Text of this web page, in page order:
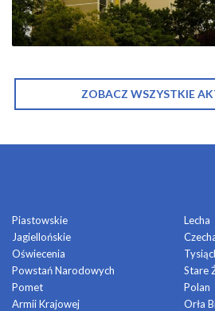
ZOBACZ WSZYSTKIE
Piastowskie
Jagiellońskie
Oświecenia
Powstań Narodowych
Pomet
Armii Krajowej
Lecha
Stare
Polan
Orła